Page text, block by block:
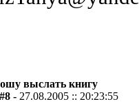
выслать книгу
- 27.08.2005 :: 20:23:55